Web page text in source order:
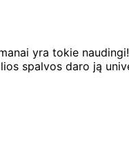
yra tokie
spalvos daro ją